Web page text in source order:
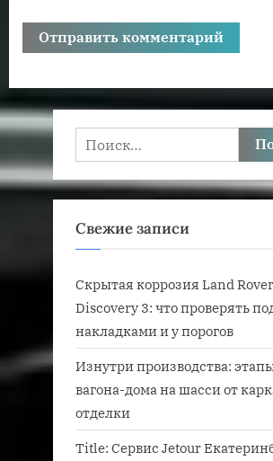
Найти:
Свежие записи
Скрытая коррозия Land Rover
Discovery 3: что проверять
накладками и у порогов
Изнутри производства:
вагона-дома на шасси от
отделки
Title: Сервис Jetour